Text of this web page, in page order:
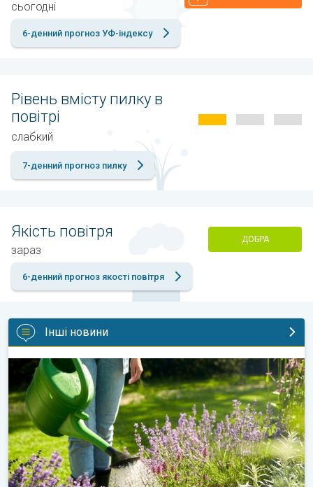
сьогодні
6-денний прогноз УФ-індексу
Рівень вмісту пилку в
повітрі
слабкий
7-денний прогноз пилку
Якість повітря
зараз
ДОБРА
6-денний прогноз якості повітря
Інші новини
Як доглядати за садом у спеку?. Садові поради. . .